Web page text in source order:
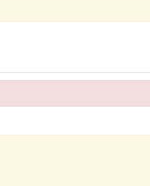
城印。文字は犬上郡多賀の書
城印。文字は犬上郡多賀の書